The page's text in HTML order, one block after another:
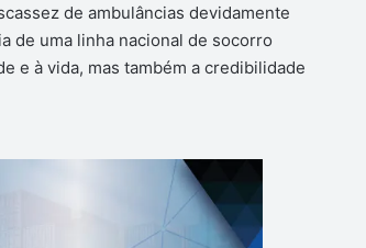
de ambulâncias devidamente
de uma linha nacional de socorro
e à vida, mas também a credibilidade